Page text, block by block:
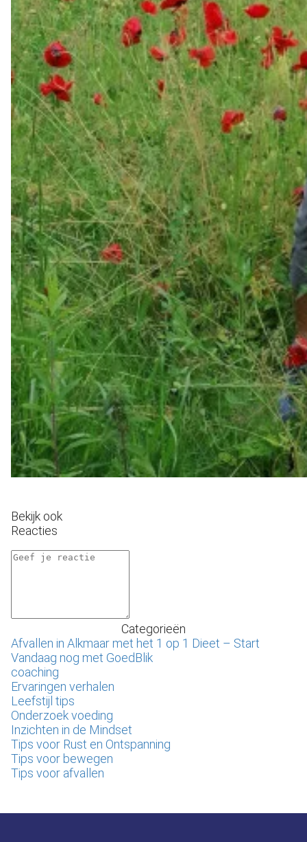
Bekijk ook
Reacties
Categorieën
Afvallen in Alkmaar met het 1 op 1 Dieet – Start
Vandaag nog met GoedBlik
coaching
Ervaringen verhalen
Leefstijl tips
Onderzoek voeding
Inzichten in de Mindset
Tips voor Rust en Ontspanning
Tips voor bewegen
Tips voor afvallen